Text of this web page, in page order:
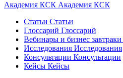
Академия КСК Академия КСК
Статьи Статьи
Глоссарий Глоссарий
Вебинары и бизнес завтраки
Исследования Исследования
Консультации Консультации
Кейсы Кейсы